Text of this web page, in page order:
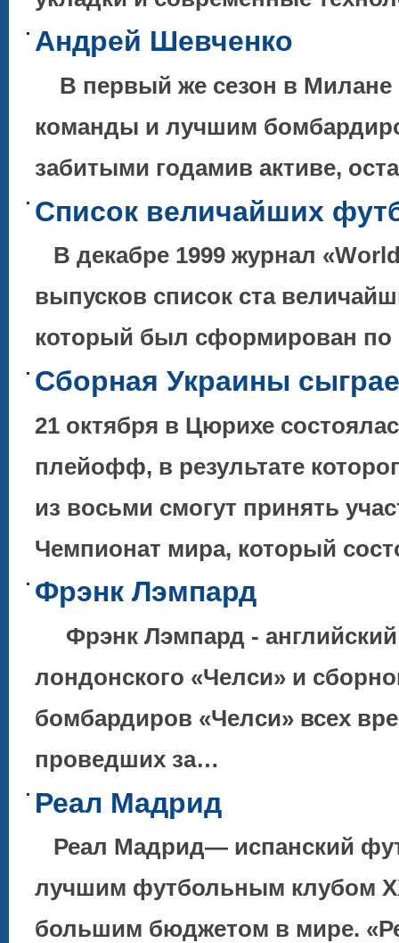
Андрей Шевченко
В первый же сезон в Милане
команды и лучшим
забитыми годамив активе,
Список величайших
В декабре 1999 журнал
выпусков список ста
который был сформирован по
Сборная Украины
21 октября в Цюрихе
плейофф, в результате
из восьми смогут принять
Чемпионат мира, который
Фрэнк Лэмпард
Фрэнк Лэмпард -
лондонского «Челси» и
бомбардиров «Челси» всех
проведших за…
Реал Мадрид
Реал Мадрид— испанский
лучшим футбольным клубом
большим бюджетом в мире.